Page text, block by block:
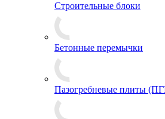
Строительные блоки
Бетонные перемычки
Пазогребневые плиты